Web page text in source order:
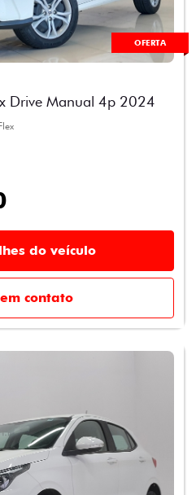
OFERTA
Drive Manual 4p 2024
do veículo
contato